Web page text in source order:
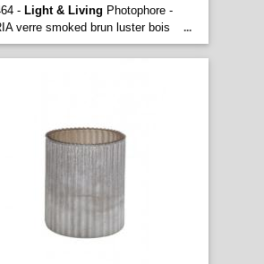
- Light & Living Photophore -
verre smoked brun luster bois
...